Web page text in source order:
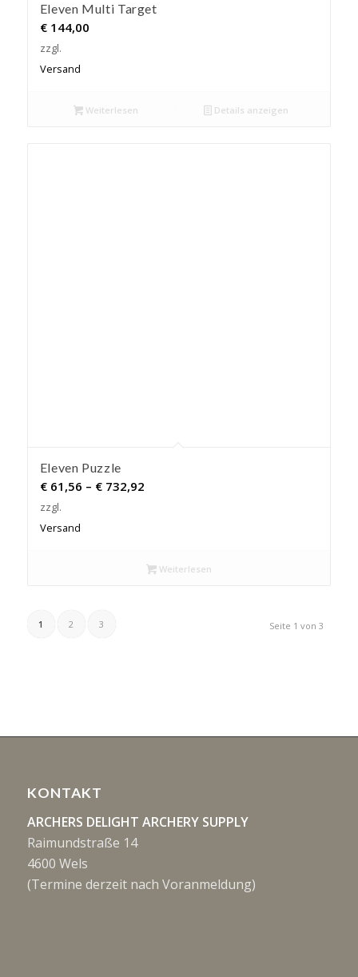
Eleven Multi Target
€144,00
zzgl.
Versand
Weiterlesen Details anzeigen
Eleven Puzzle
€61,56 – €732,92Preisspanne:
zzgl.
Versand
Weiterlesen
Seite 1 von 3
1 2 3
KONTAKT
ARCHERS DELIGHT ARCHERY SUPPLY
Raimundstraße 14
4600 Wels
(Termine derzeit nach Voranmeldung)